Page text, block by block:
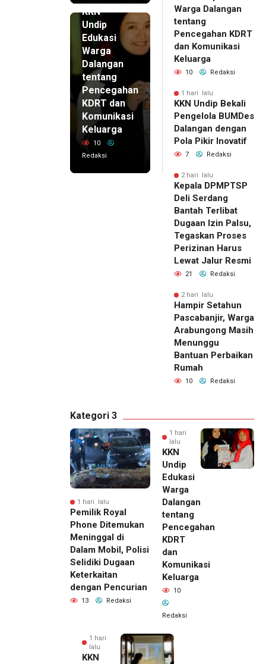
KKN
Undip
Edukasi
Warga
Dalangan
tentang
Pencegahan
KDRT dan
Komunikasi
Keluarga
10
Redaksi
Warga Dalangan
tentang
Pencegahan KDRT
dan Komunikasi
Keluarga
10 Redaksi
1 hari lalu
KKN Undip Bekali
Pengelola BUMDes
Dalangan dengan
Pola Pikir Inovatif
7 Redaksi
2 hari lalu
Kepala DPMPTSP
Deli Serdang
Bantah Terlibat
Dugaan Izin Palsu,
Tegaskan Proses
Perizinan Harus
Lewat Jalur Resmi
21 Redaksi
2 hari lalu
Hampir Setahun
Pascabanjir, Warga
Arabungong Masih
Menunggu
Bantuan Perbaikan
Rumah
10 Redaksi
Kategori 3
1 hari lalu
Pemilik Royal
Phone Ditemukan
Meninggal di
Dalam Mobil, Polisi
Selidiki Dugaan
Keterkaitan
dengan Pencurian
13 Redaksi
1 hari
lalu
KKN
Undip
Edukasi
Warga
Dalangan
tentang
Pencegahan
KDRT
dan
Komunikasi
Keluarga
10
Redaksi
1 hari
lalu
KKN